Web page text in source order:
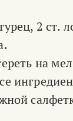
2 ст.
на